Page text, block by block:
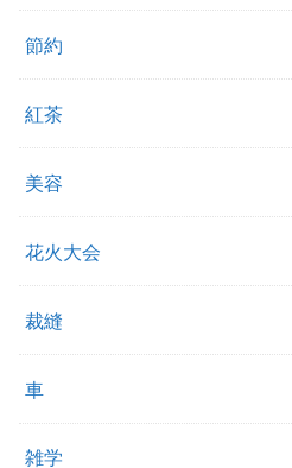
節約
紅茶
美容
花火大会
裁縫
車
雑学